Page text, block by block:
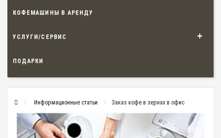
КОФЕМАШИНЫ В АРЕНДУ
УСЛУГИ/СЕРВИС
ПОДАРКИ
Информационные статьи Заказ кофе в зернах в офис